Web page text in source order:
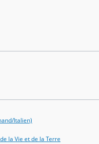
Italien)
la Vie et de la Terre